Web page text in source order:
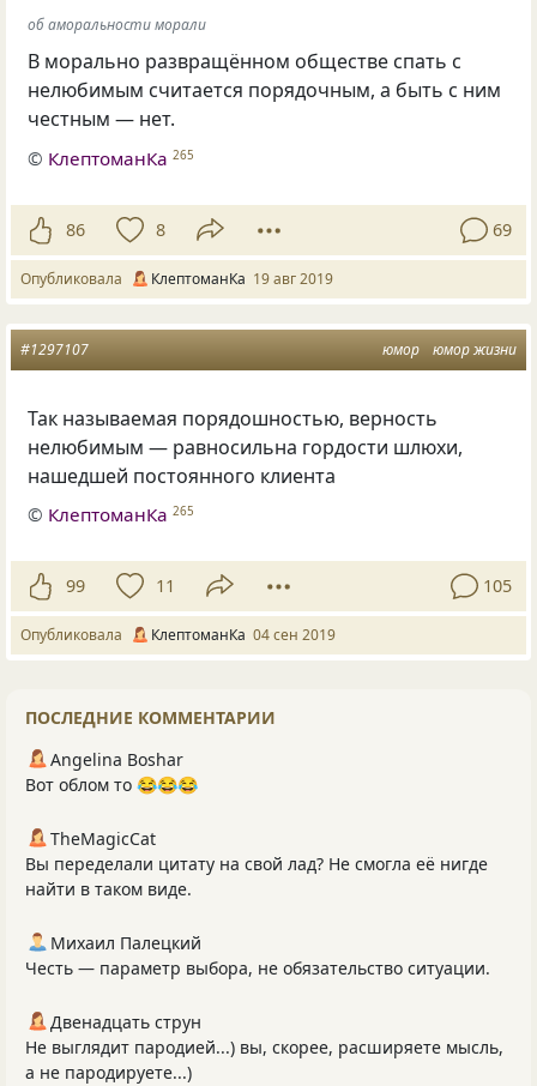
об аморальности морали
В морально развращённом обществе спать с
нелюбимым считается порядочным, а быть с ним
честным — нет.
© КлептоманКа 265
86 8 69
Опубликовала КлептоманКа 19 авг 2019
юмор юмор жизни
#1297107
Так называемая порядошностью, верность
нелюбимым — равносильна гордости шлюхи,
нашедшей постоянного клиента
© КлептоманКа 265
99 11 105
Опубликовала КлептоманКа 04 сен 2019
ПОСЛЕДНИЕ КОММЕНТАРИИ
Angelina Boshar
Вот облом то 😂😂😂
TheMagicCat
Вы переделали цитату на свой лад? Не смогла её нигде
найти в таком виде.
Михаил Палецкий
Честь — параметр выбора, не обязательство ситуации.
Двенадцать струн
Не выглядит пародией...) вы, скорее, расширяете мысль,
а не пародируете...)